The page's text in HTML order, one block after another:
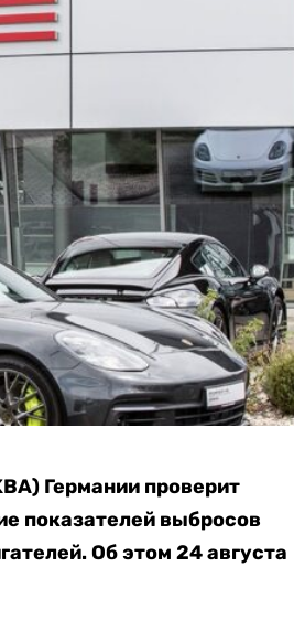
Германии проверит
показателей выбросов
Об этом 24 августа